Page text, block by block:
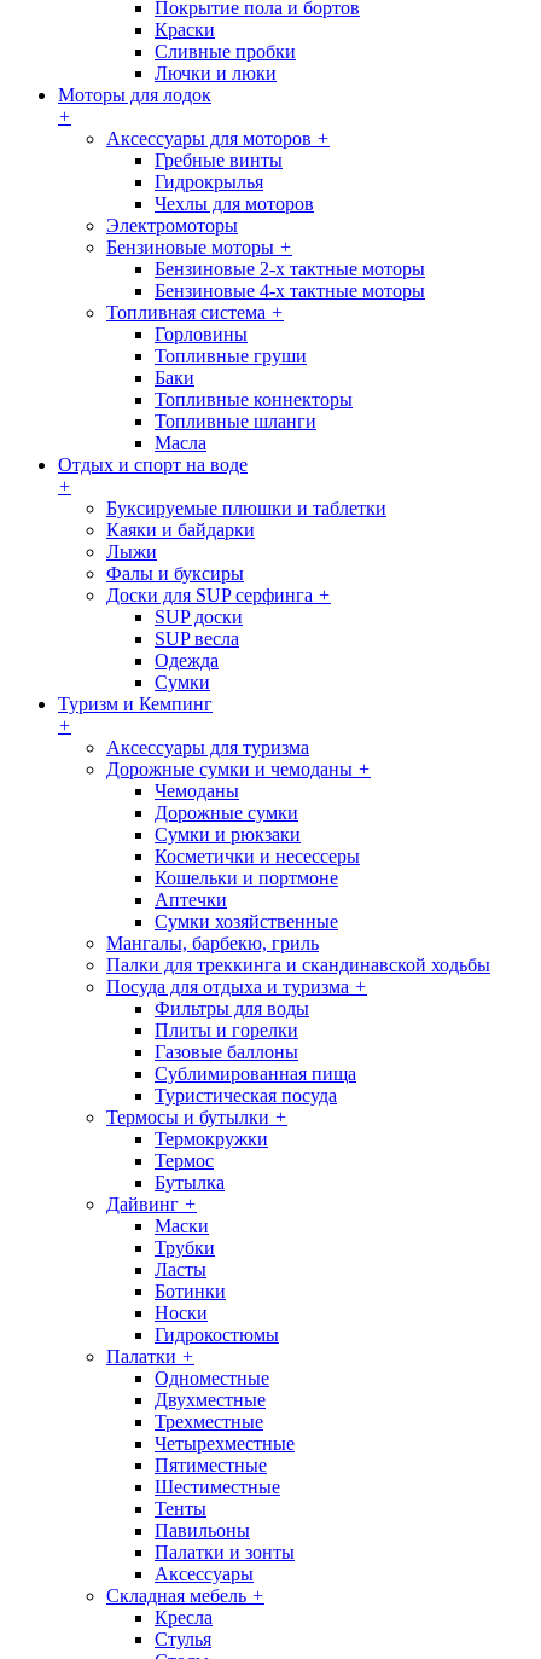
Покрытие пола и бортов
Краски
Сливные пробки
Лючки и люки
Моторы для лодок
+
Аксессуары для моторов +
Гребные винты
Гидрокрылья
Чехлы для моторов
Электромоторы
Бензиновые моторы +
Бензиновые 2-х тактные моторы
Бензиновые 4-х тактные моторы
Топливная система +
Горловины
Топливные груши
Баки
Топливные коннекторы
Топливные шланги
Масла
Отдых и спорт на воде
+
Буксируемые плюшки и таблетки
Каяки и байдарки
Лыжи
Фалы и буксиры
Доски для SUP серфинга +
SUP доски
SUP весла
Одежда
Сумки
Туризм и Кемпинг
+
Аксессуары для туризма
Дорожные сумки и чемоданы +
Чемоданы
Дорожные сумки
Сумки и рюкзаки
Косметички и несессеры
Кошельки и портмоне
Аптечки
Сумки хозяйственные
Мангалы, барбекю, гриль
Палки для треккинга и скандинавской ходьбы
Посуда для отдыха и туризма +
Фильтры для воды
Плиты и горелки
Газовые баллоны
Сублимированная пища
Туристическая посуда
Термосы и бутылки +
Термокружки
Термос
Бутылка
Дайвинг +
Маски
Трубки
Ласты
Ботинки
Носки
Гидрокостюмы
Палатки +
Одноместные
Двухместные
Трехместные
Четырехместные
Пятиместные
Шестиместные
Тенты
Павильоны
Палатки и зонты
Аксессуары
Складная мебель +
Кресла
Стулья